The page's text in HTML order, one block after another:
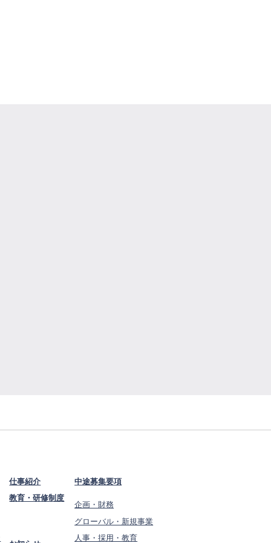
仕事紹介
教育・研修制度
中途募集要項
企画・財務
グローバル・新規事業
人事・採用・教育